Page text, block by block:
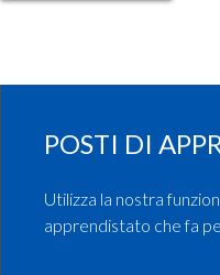
POSTI DI
Utilizza la nostra
apprendistato che fa